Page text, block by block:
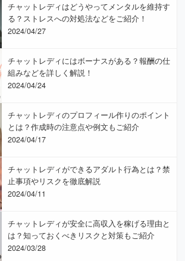
チャットレディはどうやってメンタルを維持す
る？ストレスへの対処法などをご紹介！
2024/04/27
チャットレディにはボーナスがある？報酬の仕
組みなどを詳しく解説！
2024/04/24
チャットレディのプロフィール作りのポイント
とは？作成時の注意点や例文もご紹介
2024/04/17
チャットレディができるアダルト行為とは？禁
止事項やリスクを徹底解説
2024/04/11
チャットレディが安全に高収入を稼げる理由と
は？知っておくべきリスクと対策もご紹介
2024/03/28